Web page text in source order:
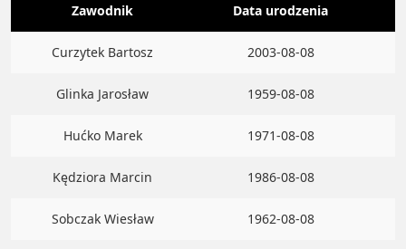
Zawodnik Data urodzenia
Curzytek Bartosz 2003-08-08
Glinka Jarosław 1959-08-08
Hućko Marek 1971-08-08
Kędziora Marcin 1986-08-08
Sobczak Wiesław 1962-08-08